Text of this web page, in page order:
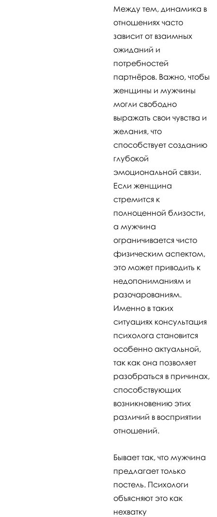
Между тем, динамика в
отношениях часто
зависит от взаимных
ожиданий и
потребностей
партнёров. Важно, чтобы
женщины и мужчины
могли свободно
выражать свои чувства и
желания, что
способствует созданию
глубокой
эмоциональной связи.
Если женщина
стремится к
полноценной близости,
а мужчина
ограничивается чисто
физическим аспектом,
это может приводить к
недопониманиям и
разочарованиям.
Именно в таких
ситуациях консультация
психолога становится
особенно актуальной,
так как она позволяет
разобраться в причинах,
способствующих
возникновению этих
различий в восприятии
отношений.
Бывает так, что мужчина
предлагает только
постель. Психологи
объясняют это как
нехватку